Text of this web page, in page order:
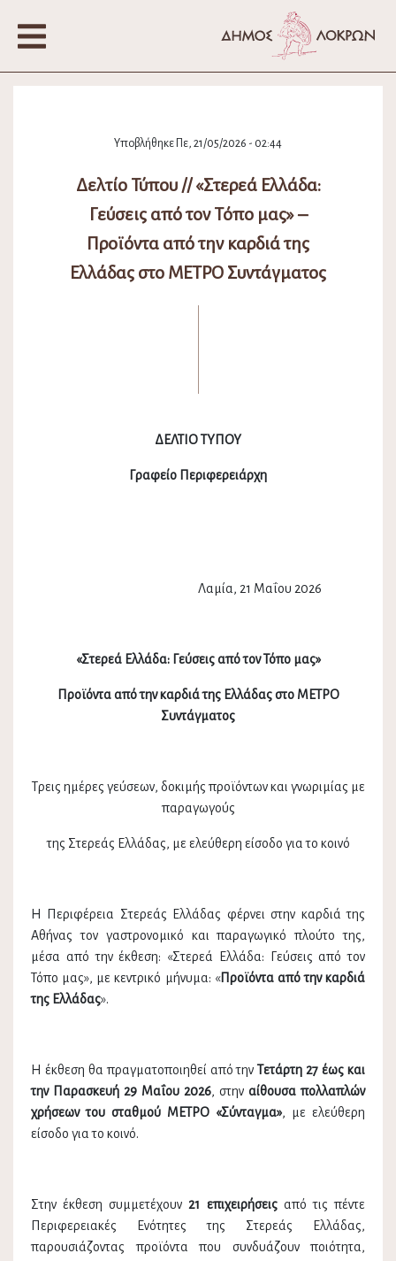
Υποβλήθηκε Πε, 21/05/2026 - 02:44
Δελτίο Τύπου // «Στερεά Ελλάδα:
Γεύσεις από τον Τόπο μας» –
Προϊόντα από την καρδιά της
Ελλάδας στο ΜΕΤΡΟ Συντάγματος
ΔΕΛΤΙΟ ΤΥΠΟΥ
Γραφείο Περιφερειάρχη
Λαμία, 21 Μαΐου 2026
«Στερεά Ελλάδα: Γεύσεις από τον Τόπο μας»
Προϊόντα από την καρδιά της Ελλάδας στο ΜΕΤΡΟ
Συντάγματος
Τρεις ημέρες γεύσεων, δοκιμής προϊόντων και γνωριμίας με
παραγωγούς
της Στερεάς Ελλάδας, με ελεύθερη είσοδο για το κοινό
Η Περιφέρεια Στερεάς Ελλάδας φέρνει στην καρδιά της
Αθήνας τον γαστρονομικό και παραγωγικό πλούτο της,
μέσα από την έκθεση: «Στερεά Ελλάδα: Γεύσεις από τον
Τόπο μας», με κεντρικό μήνυμα: «Προϊόντα από την καρδιά
της Ελλάδας».
Η έκθεση θα πραγματοποιηθεί από τηνΤετάρτη 27 έως και
την Παρασκευή 29 Μαΐου 2026, στην αίθουσα πολλαπλών
χρήσεων του σταθμού ΜΕΤΡΟ «Σύνταγμα», με ελεύθερη
είσοδο για το κοινό.
Στην έκθεση συμμετέχουν21 επιχειρήσειςαπό τις πέντε
Περιφερειακές Ενότητες της Στερεάς Ελλάδας,
παρουσιάζοντας προϊόντα που συνδυάζουν ποιότητα,